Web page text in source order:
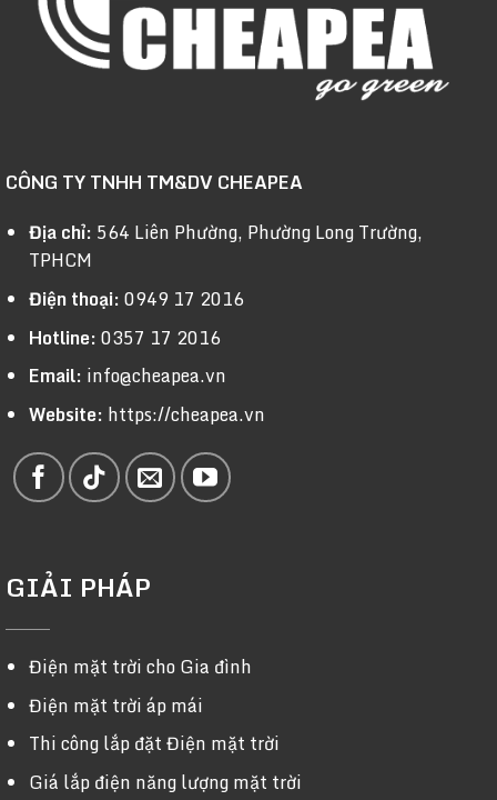
CÔNG TY TNHH TM&DV CHEAPEA
Địa chỉ: 564 Liên Phường, Phường Long Trường,
TPHCM
Điện thoại:0949 17 2016
Hotline:0357 17 2016
Email: info@cheapea.vn
Website: https://cheapea.vn
GIẢI PHÁP
Điện mặt trời cho Gia đình
Điện mặt trời áp mái
Thi công lắp đặt Điện mặt trời
Giá lắp điện năng lượng mặt trời